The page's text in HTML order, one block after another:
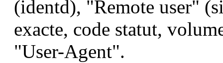
(identd), "Remote user"
exacte, code statut,
"User-Agent".